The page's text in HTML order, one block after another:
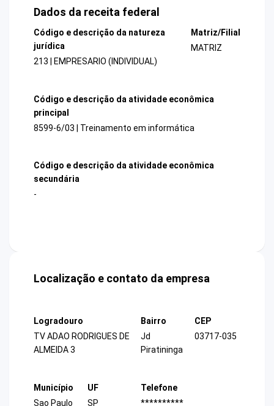
Dados da receita federal
Código e descrição da natureza
jurídica
213 | EMPRESARIO (INDIVIDUAL)
Matriz/Filial
MATRIZ
Código e descrição da atividade econômica
principal
8599-6/03 | Treinamento em informática
Código e descrição da atividade econômica
secundária
-
Localização e contato da empresa
Logradouro
TV ADAO RODRIGUES DE
ALMEIDA 3
Bairro
Jd
Piratininga
CEP
03717-035
Município
Sao Paulo
UF
SP
Telefone
**********